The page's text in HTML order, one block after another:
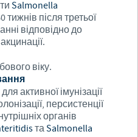
Salmonella
тижнів після третьої
відповідно до
віку.
активної імунізації
персистенції
органів
таSalmonella